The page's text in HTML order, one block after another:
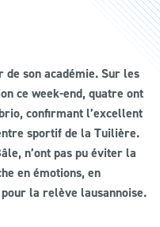
de son académie. Sur les
ce week-end, quatre ont
confirmant l’excellent
sportif de la Tuilière.
n’ont pas pu éviter la
en émotions, en
la relève lausannoise.